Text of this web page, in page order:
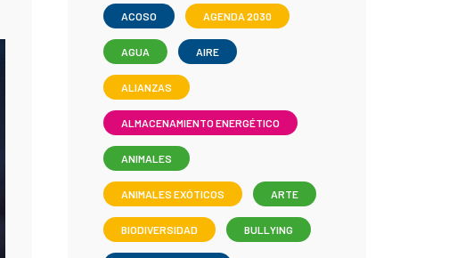
ACOSO AGENDA 2030
AGUA AIRE
ALIANZAS
ALMACENAMIENTO ENERGÉTICO
ANIMALES
ANIMALES EXÓTICOS ARTE
BIODIVERSIDAD BULLYING